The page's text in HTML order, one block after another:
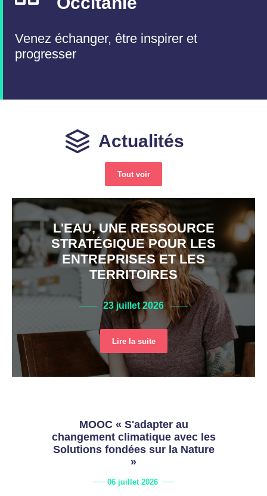
Venez échanger, être inspirer et
progresser
Actualités
Tout voir
L'EAU, UNE RESSOURCE
STRATÉGIQUE POUR LES
ENTREPRISES ET LES
TERRITOIRES
23 juillet 2026
Lire la suite
MOOC « S'adapter au
changement climatique avec les
Solutions fondées sur la Nature
»
06 juillet 2026